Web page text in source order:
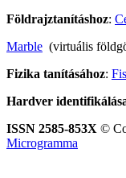
Földrajztanításhoz:
Marble (virtuális
Fizika tanításához:
Hardver
ISSN 2585-853X ©
Microgramma